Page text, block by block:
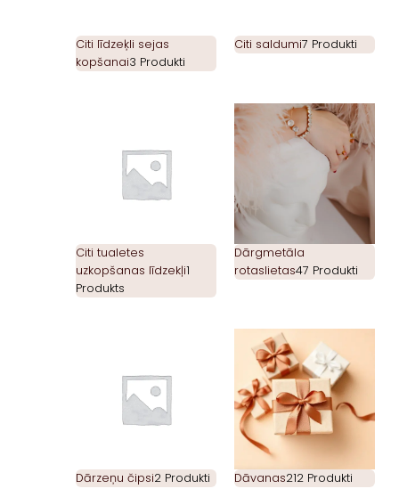
Citi līdzeķli sejas
kopšanai3 Produkti
Citi saldumi7 Produkti
Citi tualetes
uzkopšanas līdzekļi1
Produkts
Dārgmetāla
rotaslietas47 Produkti
Dārzeņu čipsi2 Produkti Dāvanas212 Produkti